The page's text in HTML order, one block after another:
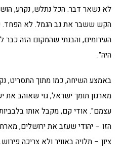
לא נשאר דבר. הכל נתלש, נקרע,
הקש ששבר את גב הגמל. לא הפחד.
העירומים, והבנתי שהמקום הזה כבר
היה".
באמצע השיחה, כמו מתוך התסריט,
מארגון תומך ישראל, גוי שאוהב את
עצמם". אודי קם, מקבל אותו
הזו – יהודי שעזב את ירושלים,
ציון – תלויה באוויר ולא צריכה פירוש.